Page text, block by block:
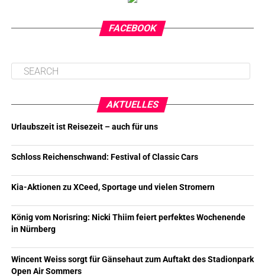
FACEBOOK
AKTUELLES
Urlaubszeit ist Reisezeit – auch für uns
Schloss Reichenschwand: Festival of Classic Cars
Kia-Aktionen zu XCeed, Sportage und vielen Stromern
König vom Norisring: Nicki Thiim feiert perfektes Wochenende
in Nürnberg
Wincent Weiss sorgt für Gänsehaut zum Auftakt des Stadionpark
Open Air Sommers